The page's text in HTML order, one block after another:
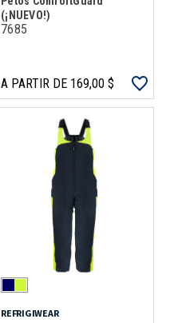
(¡NUEVO!)
7685
A PARTIR DE 169,00 $
REFRIGIWEAR